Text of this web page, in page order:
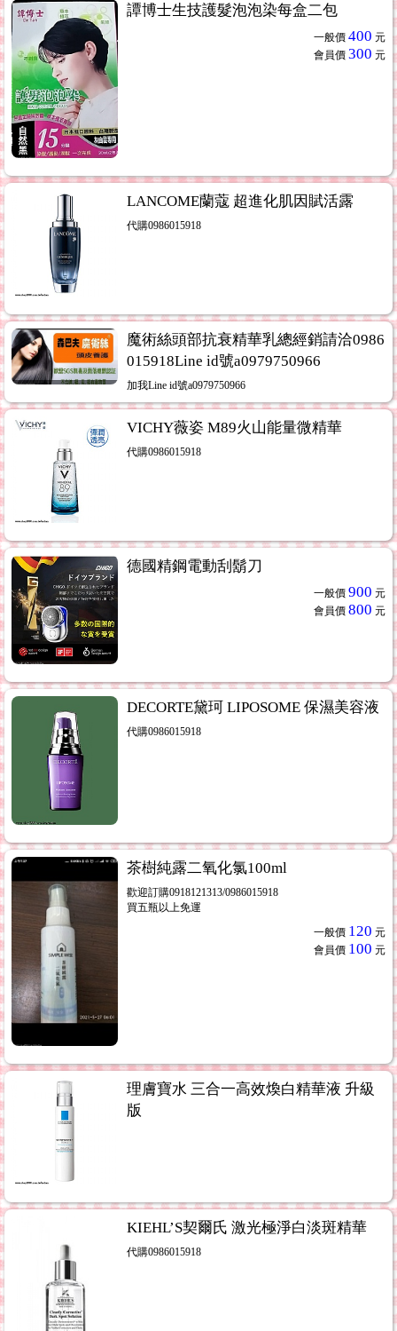
譚博士生技護髮泡泡染每盒二包
一般價 400 元
會員價 300 元
LANCOME蘭蔻 超進化肌因賦活露
代購0986015918
魔術絲頭部抗衰精華乳總經銷請洽0986
015918Line id號a0979750966
加我Line id號a0979750966
VICHY薇姿 M89火山能量微精華
代購0986015918
德國精鋼電動刮鬍刀
一般價 900 元
會員價 800 元
DECORTE黛珂 LIPOSOME 保濕美容液
代購0986015918
茶樹純露二氧化氯100ml
歡迎訂購0918121313/0986015918
買五瓶以上免運
一般價 120 元
會員價 100 元
理膚寶水 三合一高效煥白精華液 升級
版
KIEHL’S契爾氏 激光極淨白淡斑精華
代購0986015918